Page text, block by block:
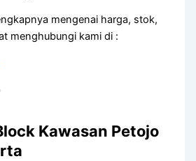
mengenai harga, stok,
menghubungi kami di :
Kawasan Petojo